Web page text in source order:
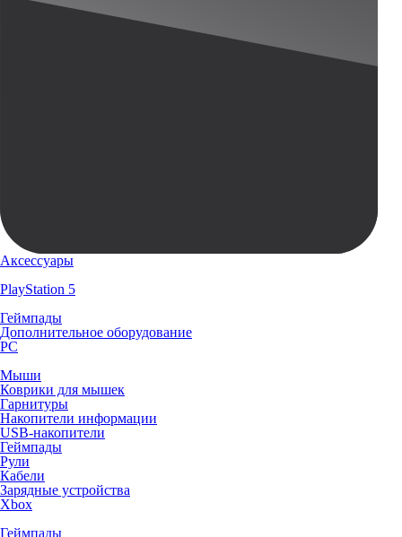
Аксессуары
PlayStation 5
Геймпады
Дополнительное оборудование
PC
Мыши
Коврики для мышек
Гарнитуры
Накопители информации
USB-накопители
Геймпады
Рули
Кабели
Зарядные устройства
Xbox
Геймпады